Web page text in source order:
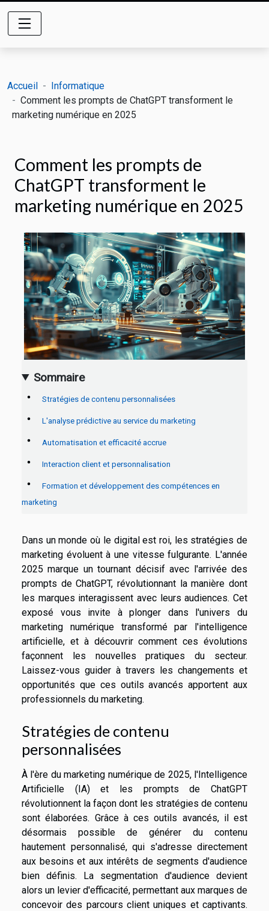
Accueil
Informatique
Comment les prompts de ChatGPT transforment le
marketing numérique en 2025
Comment les prompts de
ChatGPT transforment le
marketing numérique en 2025
Sommaire
Stratégies de contenu personnalisées
L'analyse prédictive au service du marketing
Automatisation et efficacité accrue
Interaction client et personnalisation
Formation et développement des compétences en
marketing
Dans un monde où le digital est roi, les stratégies de
marketing évoluent à une vitesse fulgurante. L'année
2025 marque un tournant décisif avec l'arrivée des
prompts de ChatGPT, révolutionnant la manière dont
les marques interagissent avec leurs audiences. Cet
exposé vous invite à plonger dans l'univers du
marketing numérique transformé par l'intelligence
artificielle, et à découvrir comment ces évolutions
façonnent les nouvelles pratiques du secteur.
Laissez-vous guider à travers les changements et
opportunités que ces outils avancés apportent aux
professionnels du marketing.
Stratégies de contenu
personnalisées
À l'ère du marketing numérique de 2025, l'Intelligence
Artificielle (IA) et les prompts de ChatGPT
révolutionnent la façon dont les stratégies de contenu
sont élaborées. Grâce à ces outils avancés, il est
désormais possible de générer du contenu
hautement personnalisé, qui s'adresse directement
aux besoins et aux intérêts de segments d'audience
bien définis. La segmentation d'audience devient
alors un levier d'efficacité, permettant aux marques de
concevoir des parcours client uniques et captivants.